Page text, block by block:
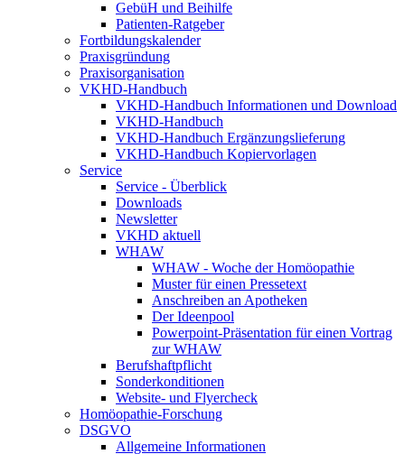
GebüH und Beihilfe
Patienten-Ratgeber
Fortbildungskalender
Praxisgründung
Praxisorganisation
VKHD-Handbuch
VKHD-Handbuch Informationen und Download
VKHD-Handbuch
VKHD-Handbuch Ergänzungslieferung
VKHD-Handbuch Kopiervorlagen
Service
Service - Überblick
Downloads
Newsletter
VKHD aktuell
WHAW
WHAW - Woche der Homöopathie
Muster für einen Pressetext
Anschreiben an Apotheken
Der Ideenpool
Powerpoint-Präsentation für einen Vortrag
zur WHAW
Berufshaftpflicht
Sonderkonditionen
Website- und Flyercheck
Homöopathie-Forschung
DSGVO
Allgemeine Informationen